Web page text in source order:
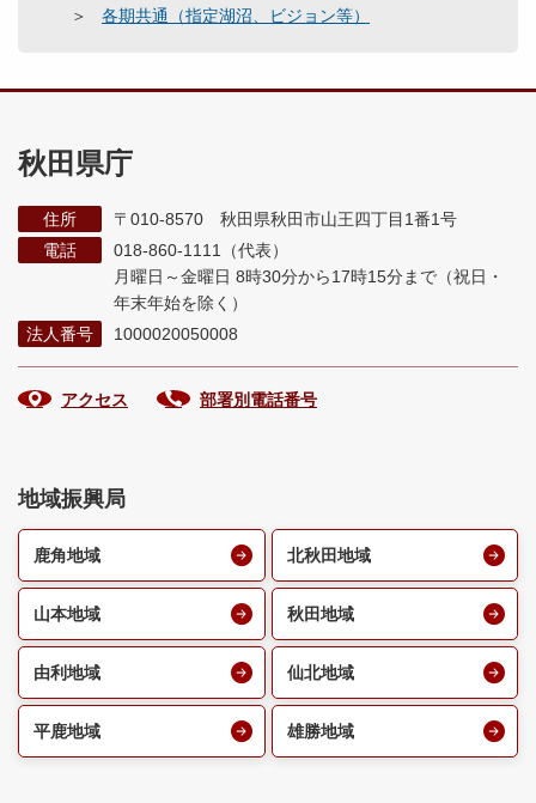
各期共通（指定湖沼、ビジョン等）
秋田県庁
住所
〒010-8570 秋田県秋田市山王四丁目1番1号
電話
018-860-1111（代表）
月曜日～金曜日 8時30分から17時15分まで （祝日・
年末年始を除く）
法人番号
1000020050008
アクセス 部署別電話番号
地域振興局
鹿角地域 北秋田地域
山本地域 秋田地域
由利地域 仙北地域
平鹿地域 雄勝地域